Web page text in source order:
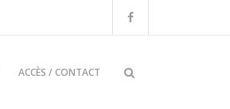
ACCÈS / CONTACT